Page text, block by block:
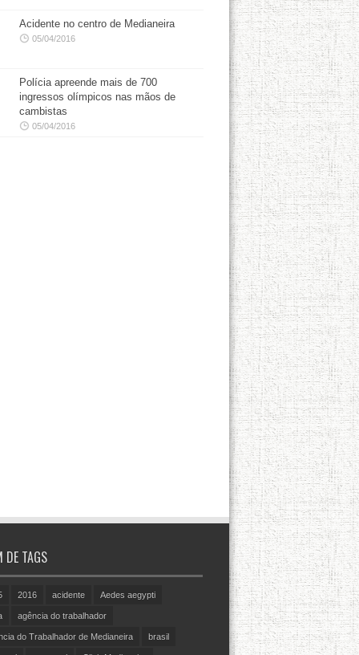
Acidente no centro de Medianeira
05/04/2016
Polícia apreende mais de 700
ingressos olímpicos nas mãos de
cambistas
05/04/2016
DE TAGS
2016 acidente Aedes aegypti
agência do trabalhador
do Trabalhador de Medianeira brasil